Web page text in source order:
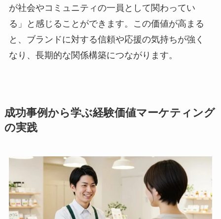
が社会やコミュニティの一員として関わってい
る」と感じることができます。この価値が高まる
と、ブランドに対する信頼や応援の気持ちが強く
なり、長期的な関係構築につながります。
成功事例から学ぶ経験価値マーケティング
の実践